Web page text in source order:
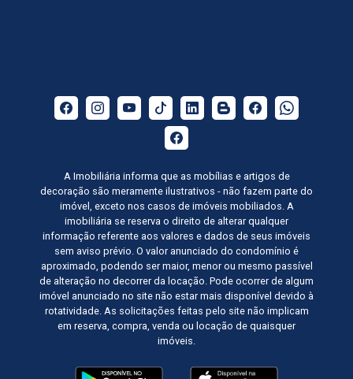
A Imobiliária informa que as mobílias e artigos de
decoração são meramente ilustrativos - não fazem parte do
imóvel, exceto nos casos de imóveis mobiliados. A
imobiliária se reserva o direito de alterar qualquer
informação referente aos valores e dados de seus imóveis
sem aviso prévio. O valor anunciado do condomínio é
aproximado, podendo ser maior, menor ou mesmo passível
de alteração no decorrer da locação. Pode ocorrer de algum
imóvel anunciado no site não estar mais disponível devido à
rotatividade. As solicitações feitas pelo site não implicam
em reserva, compra, venda ou locação de quaisquer
imóveis.